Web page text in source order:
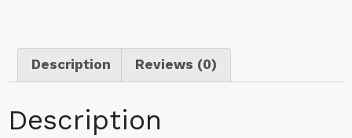
Description Reviews (0)
Description